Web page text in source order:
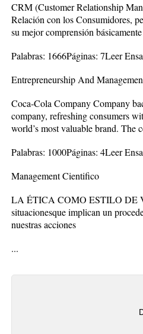
CRM (Customer Relationship
Relación con los Consumidores,
su mejor comprensión
Palabras: 1666Páginas: 7Leer
Entrepreneurship And
Coca-Cola Company Company
company, refreshing consumers
world’s most valuable brand. The
Palabras: 1000Páginas: 4Leer
Management Cientifico
LA ÉTICA COMO ESTILO DE
situacionesque implican un
nuestras acciones
...